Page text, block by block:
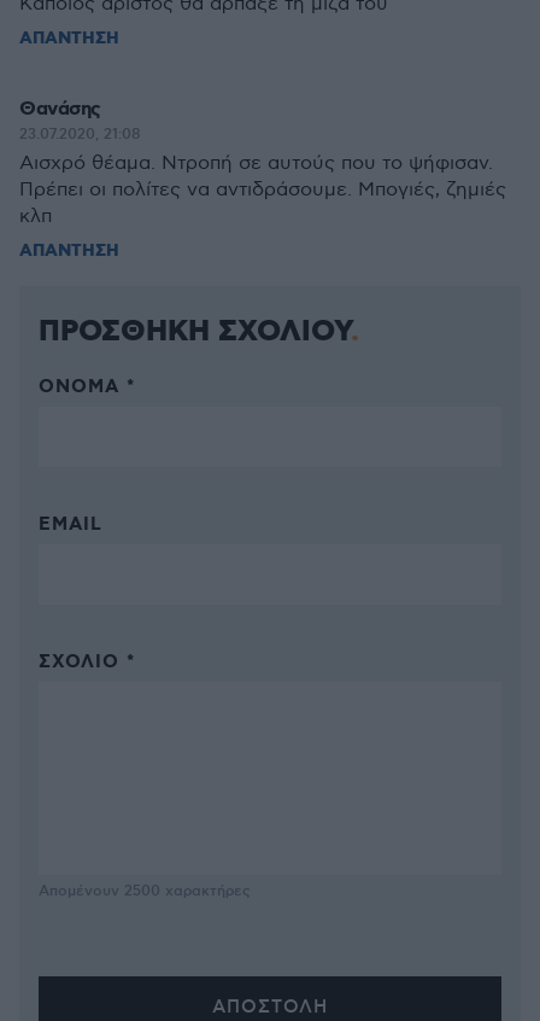
ΑΠΑΝΤΗΣΗ
Θανάσης
23.07.2020, 21:08
Αισχρό θέαμα. Ντροπή σε αυτούς που το ψήφισαν.
Πρέπει οι πολίτες να αντιδράσουμε. Μπογιές, ζημιές
κλπ
ΑΠΑΝΤΗΣΗ
ΠΡΟΣΘΗΚΗ ΣΧΟΛΙΟΥ
ΌΝΟΜΑ *
EMAIL
ΣΧΌΛΙΟ *
Απομένουν 2500 χαρακτήρες